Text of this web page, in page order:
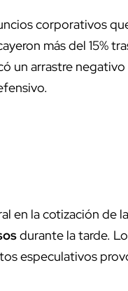
corporativos
más del 15%
un arrastre negativo
en la cotización de
durante la tarde.
especulativos